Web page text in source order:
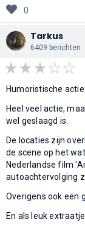
0
Tarkus
6409 berichten
Humoristische
Heel veel actie,
wel geslaagd is.
De locaties zijn
de scene op het
Nederlandse film
autoachtervolging
Overigens ook een
En als leuk